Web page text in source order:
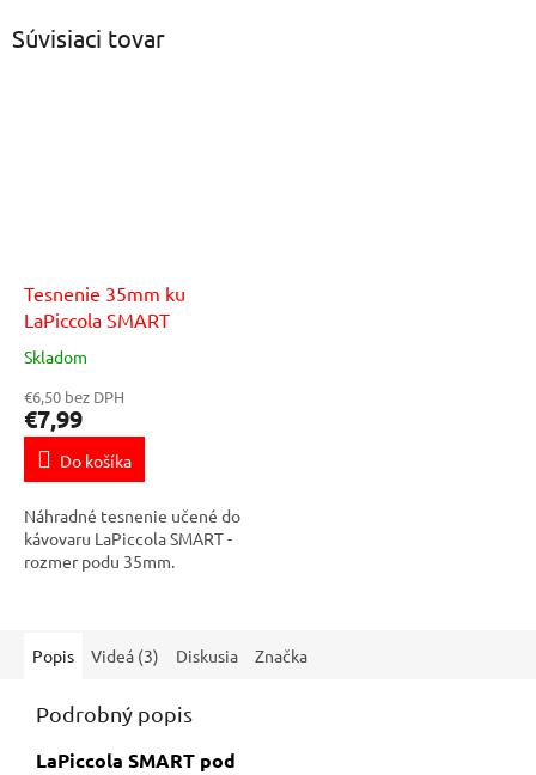
Súvisiaci tovar
Tesnenie 35mm ku
LaPiccola SMART
Skladom
€6,50 bez DPH
€7,99
Do košíka
Náhradné tesnenie učené do
kávovaru LaPiccola SMART -
rozmer podu 35mm.
Popis Videá (3) Diskusia Značka
Podrobný popis
LaPiccola SMART pod